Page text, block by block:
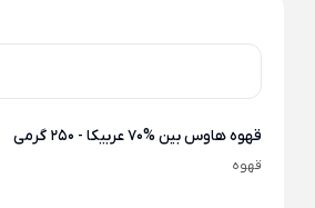
قهوه هاوس بین %70 عربیکا - 250 گرمی
قهوه